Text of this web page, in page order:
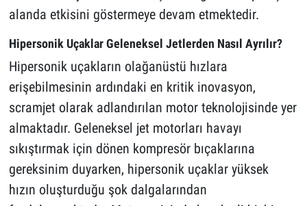
alanda etkisini göstermeye devam etmektedir.
Hipersonik Uçaklar Geleneksel Jetlerden Nasıl Ayrılır?
Hipersonik uçakların olağanüstü hızlara
erişebilmesinin ardındaki en kritik inovasyon,
scramjet olarak adlandırılan motor teknolojisinde yer
almaktadır. Geleneksel jet motorları havayı
sıkıştırmak için dönen kompresör bıçaklarına
gereksinim duyarken, hipersonik uçaklar yüksek
hızın oluşturduğu şok dalgalarından